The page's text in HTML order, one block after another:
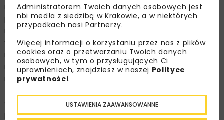
na odcinku Naprawa – Skomielna Biała, długość 2057 m,
przekrój poprzeczny – dwie nawy, w każdej trzy pasy
ruchu (bez pasów awaryjnych), zatoki postojowe
w połowie długości obu naw o wymiarach 40,0 x 2,5 m,
metoda drążenia – współczesna, wykorzystująca
metody górnicze, planowana data oddania do ruchu –
marzec 2021 r.;
drogi krajowej nr 3, długość ok. 2324 m, przekrój
poprzeczny – jedna nawa, dwa pasy ruchu oraz opaski
Administratorem Twoich danych osobowych jest
nbi med!a z siedzibą w Krakowie, a w niektórych
przypadkach nasi Partnerzy.
Więcej informacji o korzystaniu przez nas z plików
cookies oraz o przetwarzaniu Twoich danych
osobowych, w tym o przysługujących Ci
uprawnieniach, znajdziesz w naszej Polityce
prywatności.
USTAWIENIA ZAAWANSOWANNE